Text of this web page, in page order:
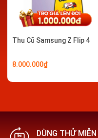
Điện thoại đã
khoá máy từ xa
KHÔNG yêu cầu
Thu Cũ Samsung Z Flip 4
8.000.000₫
DÙNG THỬ MIỄN